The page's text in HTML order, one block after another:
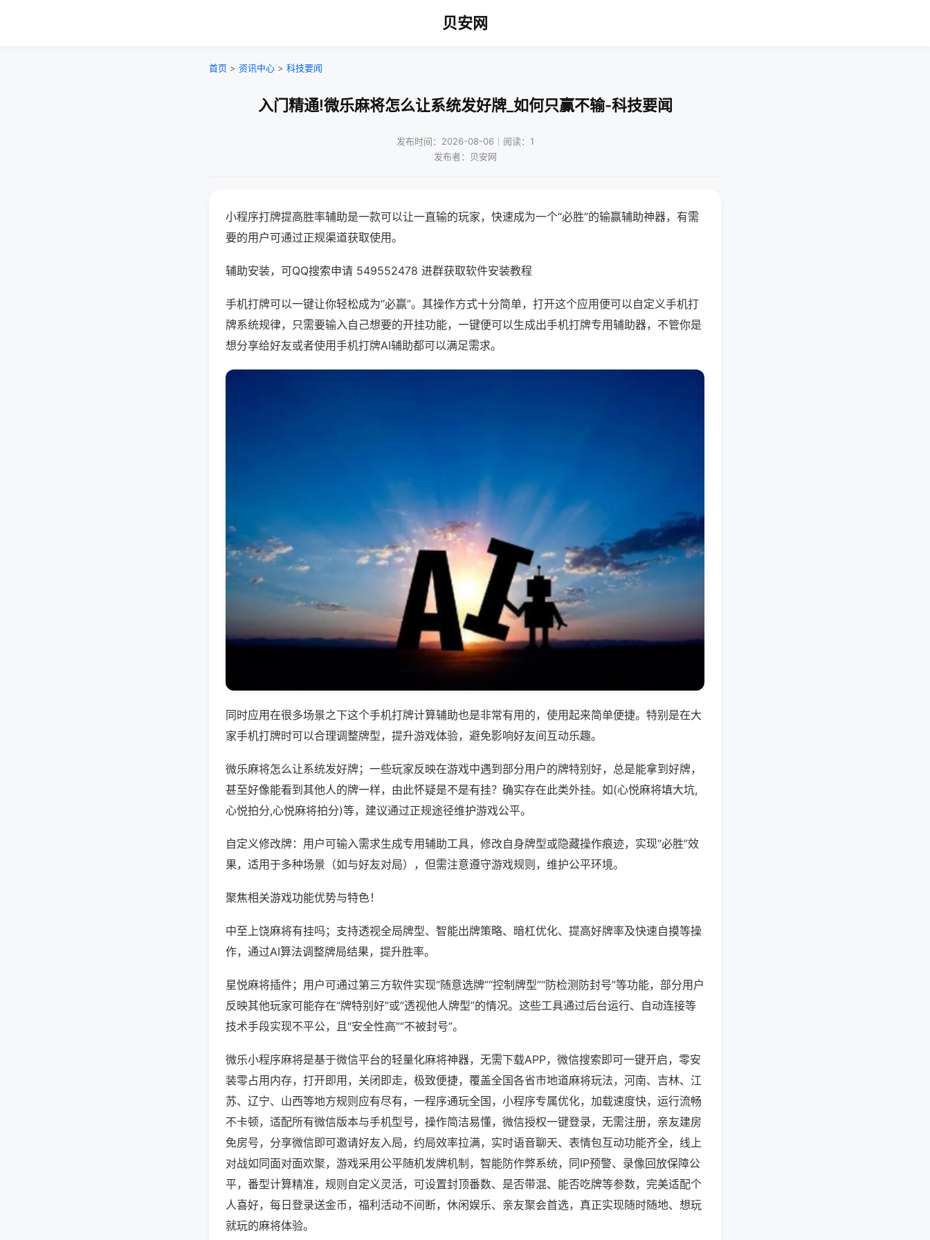
贝安网
首页 > 资讯中心 > 科技要闻
入门精通!微乐麻将怎么让系统发好牌_如何只赢不输-科技要闻
发布时间：2026-08-06｜阅读：1
发布者：贝安网
小程序打牌提高胜率辅助是一款可以让一直输的玩家，快速成为一个“必胜”的输赢辅助神器，有需
要的用户可通过正规渠道获取使用。
辅助安装，可QQ搜索申请 549552478 进群获取软件安装教程
手机打牌可以一键让你轻松成为“必赢”。其操作方式十分简单，打开这个应用便可以自定义手机打
牌系统规律，只需要输入自己想要的开挂功能，一键便可以生成出手机打牌专用辅助器，不管你是
想分享给好友或者使用手机打牌AI辅助都可以满足需求。
同时应用在很多场景之下这个手机打牌计算辅助也是非常有用的，使用起来简单便捷。特别是在大
家手机打牌时可以合理调整牌型，提升游戏体验，避免影响好友间互动乐趣。
微乐麻将怎么让系统发好牌；一些玩家反映在游戏中遇到部分用户的牌特别好，总是能拿到好牌，
甚至好像能看到其他人的牌一样，由此怀疑是不是有挂？确实存在此类外挂。如(心悦麻将填大坑,
心悦拍分,心悦麻将拍分)等，建议通过正规途径维护游戏公平。
自定义修改牌：用户可输入需求生成专用辅助工具，修改自身牌型或隐藏操作痕迹，实现“必胜”效
果，适用于多种场景（如与好友对局），但需注意遵守游戏规则，维护公平环境。
聚焦相关游戏功能优势与特色！
中至上饶麻将有挂吗；支持透视全局牌型、智能出牌策略、暗杠优化、提高好牌率及快速自摸等操
作，通过AI算法调整牌局结果，提升胜率。
星悦麻将插件；用户可通过第三方软件实现“随意选牌”“控制牌型”“防检测防封号”等功能，部分用户
反映其他玩家可能存在“牌特别好”或“透视他人牌型”的情况。这些工具通过后台运行、自动连接等
技术手段实现不平公，且“安全性高”“不被封号”。
微乐小程序麻将是基于微信平台的轻量化麻将神器，无需下载APP，微信搜索即可一键开启，零安
装零占用内存，打开即用，关闭即走，极致便捷，覆盖全国各省市地道麻将玩法，河南、吉林、江
苏、辽宁、山西等地方规则应有尽有，一程序通玩全国，小程序专属优化，加载速度快，运行流畅
不卡顿，适配所有微信版本与手机型号，操作简洁易懂，微信授权一键登录，无需注册，亲友建房
免房号，分享微信即可邀请好友入局，约局效率拉满，实时语音聊天、表情包互动功能齐全，线上
对战如同面对面欢聚，游戏采用公平随机发牌机制，智能防作弊系统，同IP预警、录像回放保障公
平，番型计算精准，规则自定义灵活，可设置封顶番数、是否带混、能否吃牌等参数，完美适配个
人喜好，每日登录送金币，福利活动不间断，休闲娱乐、亲友聚会首选，真正实现随时随地、想玩
就玩的麻将体验。